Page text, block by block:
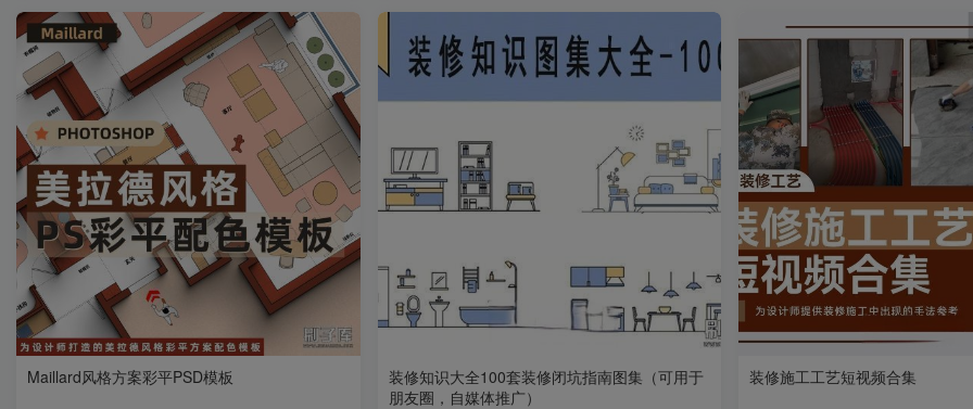
Maillard风格方案彩平PSD模板
装修知识大全100套装修闭坑指南图集（可用于
朋友圈，自媒体推广）
装修施工工艺短视频合集